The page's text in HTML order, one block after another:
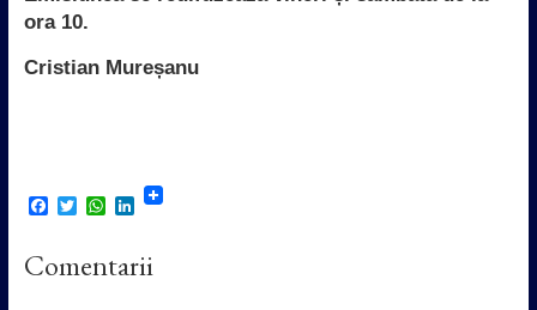
ora 10.
Cristian Mureșanu
F
e
b
T
t
t
W
t
s
L
k
e
Comentarii